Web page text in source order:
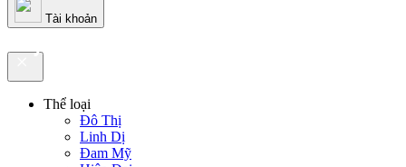
Tài khoản
truyenfullz.com
Thể loại
Đô Thị
Linh Dị
Đam Mỹ